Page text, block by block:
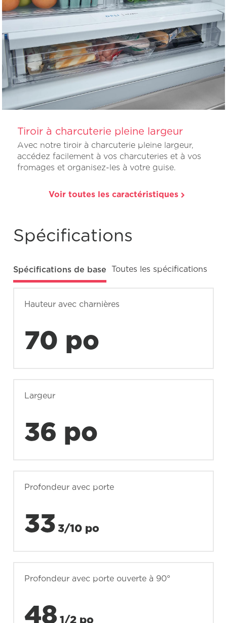
Tiroir à charcuterie pleine largeur
Avec notre tiroir à charcuterie pleine largeur,
accédez facilement à vos charcuteries et à vos
fromages et organisez-les à votre guise.
Voir toutes les caractéristiques
Spécifications
Spécifications de base Toutes les spécifications
Hauteur avec charnières
70 po
Largeur
36 po
Profondeur avec porte
33 3/10 po
Profondeur avec porte ouverte à 90°
48 1/2 po